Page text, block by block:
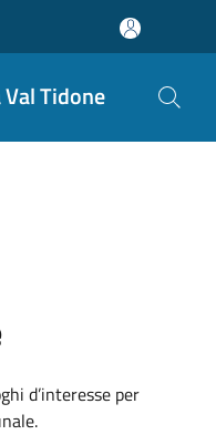
Tidone
d’interesse per